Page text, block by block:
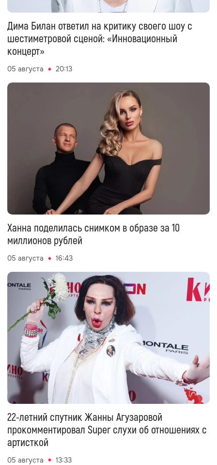
Дима Билан ответил на критику своего шоу с
шестиметровой сценой: «Инновационный
концерт»
05 августа 20:13
Ханна поделилась снимком в образе за 10
миллионов рублей
05 августа 16:43
22-летний спутник Жанны Агузаровой
прокомментировал Super слухи об отношениях с
артисткой
05 августа 13:33